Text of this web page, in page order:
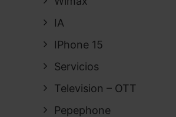
IA
IPhone 15
Servicios
Television – OTT
Pepephone